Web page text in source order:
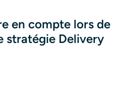
en compte lors de
stratégie Delivery